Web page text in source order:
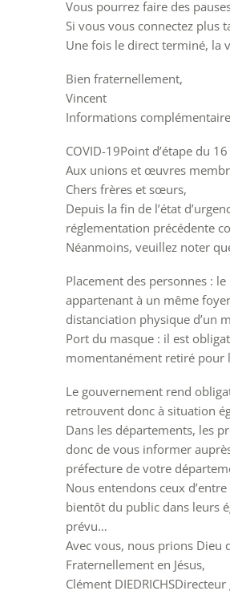
Vous pourrez faire des
Si vous vous connectez plus
Une fois le direct terminé, la
Bien fraternellement,
Vincent
Informations
COVID-19Point d’étape du
Aux unions et œuvres
Chers frères et sœurs,
Depuis la fin de l’état
réglementation précédente
Néanmoins, veuillez noter
Placement des personnes :
appartenant à un même
distanciation physique d’un
Port du masque : il est
momentanément retiré pour
Le gouvernement rend
retrouvent donc à situation
Dans les départements, les
donc de vous informer
préfecture de votre
Nous entendons ceux
bientôt du public dans leurs
prévu…
Avec vous, nous prions Dieu
Fraternellement en Jésus,
Clément